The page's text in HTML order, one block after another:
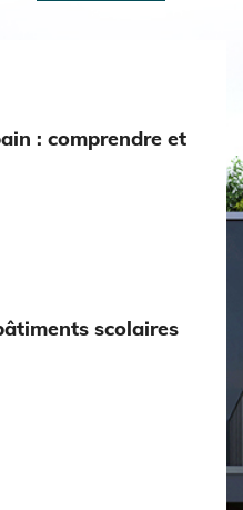
: comprendre et
scolaires